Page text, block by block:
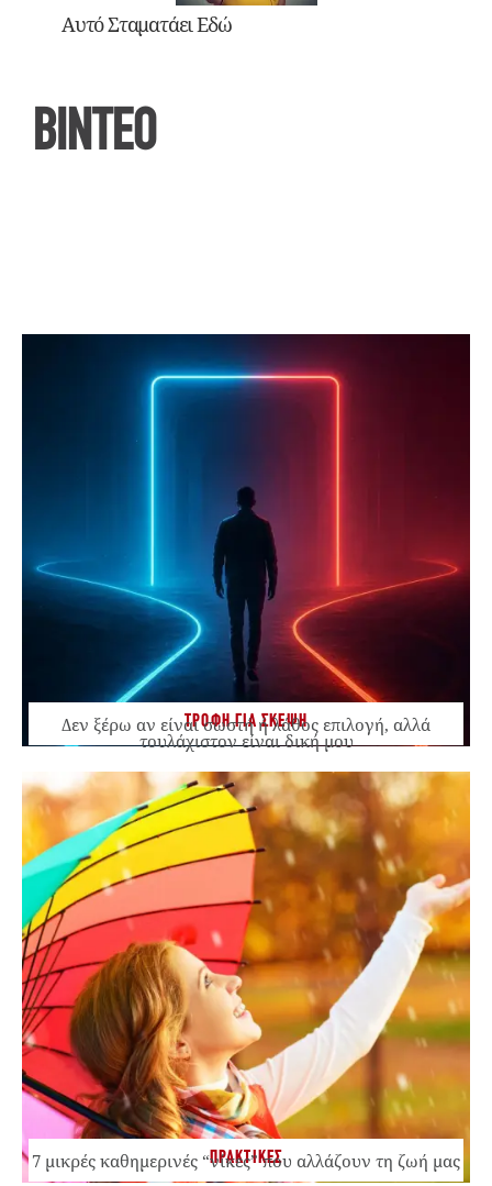
Αυτό Σταματάει Εδώ
ΒΙΝΤΕΟ
ΤΡΟΦΗ ΓΙΑ ΣΚΕΨΗ
Δεν ξέρω αν είναι σωστή ή λάθος επιλογή, αλλά
τουλάχιστον είναι δική μου
ΠΡΑΚΤΙΚΕΣ
7 μικρές καθημερινές “νίκες” που αλλάζουν τη ζωή μας